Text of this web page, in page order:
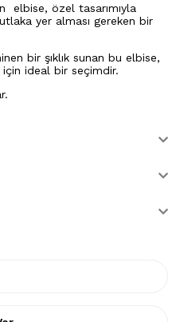
elbise, özel tasarımıyla
yer alması gereken bir
bir şıklık sunan bu elbise,
ideal bir seçimdir.